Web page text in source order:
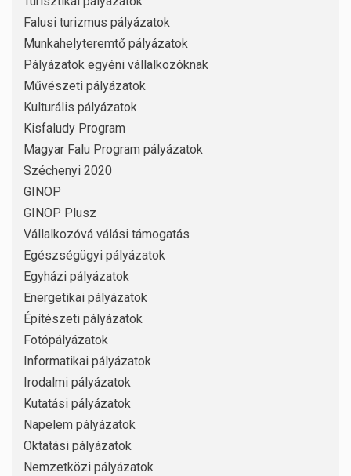
Falusi turizmus pályázatok
Munkahelyteremtő pályázatok
Pályázatok egyéni vállalkozóknak
Művészeti pályázatok
Kulturális pályázatok
Kisfaludy Program
Magyar Falu Program pályázatok
Széchenyi 2020
GINOP
GINOP Plusz
Vállalkozóvá válási támogatás
Egészségügyi pályázatok
Egyházi pályázatok
Energetikai pályázatok
Építészeti pályázatok
Fotópályázatok
Informatikai pályázatok
Irodalmi pályázatok
Kutatási pályázatok
Napelem pályázatok
Oktatási pályázatok
Nemzetközi pályázatok